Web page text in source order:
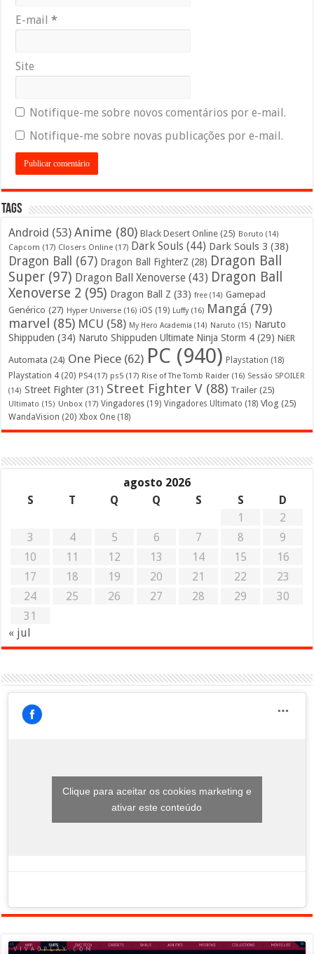
E-mail*
Site
Notifique-me sobre novos comentários por e-mail.
Notifique-me sobre novas publicações por e-mail.
Tags
Android (53) Anime (80) Black Desert Online (25) Boruto (14)
Capcom (17) Closers Online (17) Dark Souls (44) Dark Souls 3 (38)
Dragon Ball (67) Dragon Ball FighterZ (28) Dragon Ball
Super (97) Dragon Ball Xenoverse (43) Dragon Ball
Xenoverse 2 (95) Dragon Ball Z (33) free (14) Gamepad
Genérico (27) Hyper Universe (16) iOS (19) Luffy(16) Mangá (79)
marvel (85) MCU (58) My Hero Academia (14) Naruto (15) Naruto
Shippuden (34) Naruto Shippuden Ultimate Ninja Storm 4 (29) NiER
Automata (24) One Piece (62) PC (940) Playstation (18)
Playstation 4 (20) PS4(17) ps5 (17) Rise of The Tomb Raider (16) Sessão SPOILER
(14) Street Fighter (31) Street Fighter V (88) Trailer (25)
Ultimato (15) Unbox (17) Vingadores (19) Vingadores Ultimato (18) Vlog (25)
WandaVision (20) Xbox One (18)
agosto 2026
S
T Q Q S S
D
1
2
3
4 5 6 7 8
9
10
11 12 13 14 15
16
17
18 19 20 21 22
23
24
25 26 27 28 29
30
31
« jul
Clique para aceitar os cookies marketing e
ativar este conteúdo